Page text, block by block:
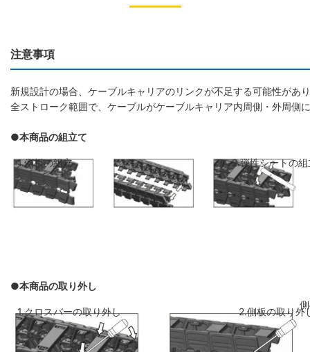
注意事項
新規設計の場合、ケーブルキャリアのリンクが不足する可能性が
全ストローク範囲で、ケーブルがケーブルキャリア内周側・外周側
●本商品の組立て
1.側板の組立 2.弾性シートの組
側板のリンクを斜めに前のリンクに差し
込み、はめ込みます
弾性シートを両
ください
●本商品の取り外し
1.クロスバーの取り外し 2.側板の取り外